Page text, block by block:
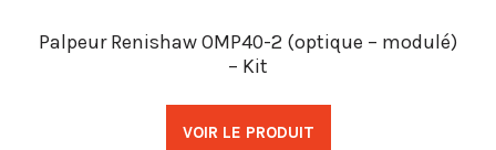
Palpeur Renishaw OMP40-2 (optique – modulé)
– Kit
VOIR LE PRODUIT